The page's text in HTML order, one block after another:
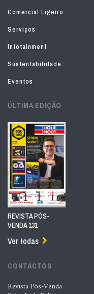
Comercial Ligeiro
Serviços
Infotainment
Sustentabilidade
Eventos
ÚLTIMA EDIÇÃO
REVISTA PÓS-
VENDA 131
Ver todas
CONTACTOS
Revista Pós-Venda